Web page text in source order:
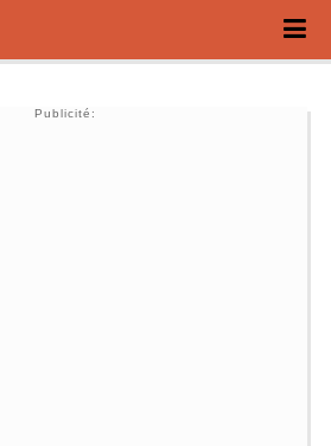
Publicité: